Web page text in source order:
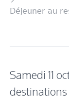
Déjeuner au
Samedi 11
destinations